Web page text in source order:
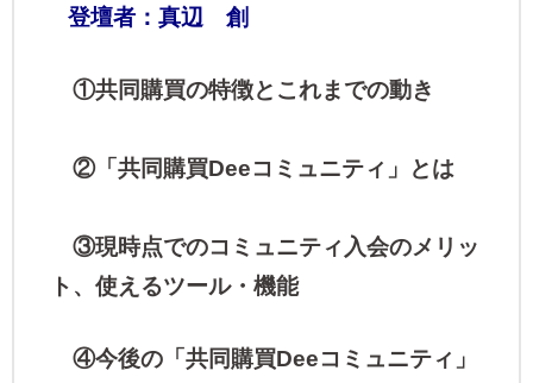
登壇者：真辺 創
①共同購買の特徴とこれまでの動き
②「共同購買Deeコミュニティ」とは
③現時点でのコミュニティ入会のメリッ
ト、使えるツール・機能
④今後の「共同購買Deeコミュニティ」